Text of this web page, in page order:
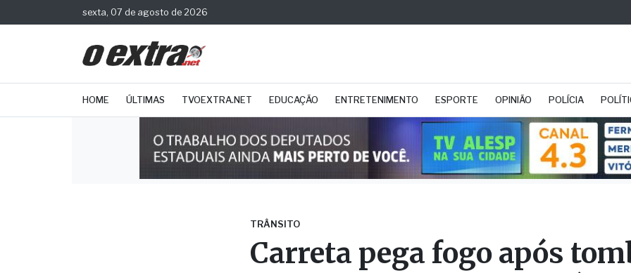
sexta, 07 de agosto de 2026
HOME ÚLTIMAS TVOEXTRA.NET EDUCAÇÃO ENTRETENIMENTO ESPORTE OPINIÃO POLÍCIA